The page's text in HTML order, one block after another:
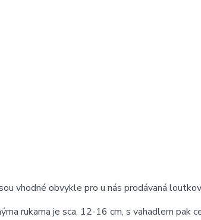
vhodné obvykle pro u nás prodávaná
rukama je sca. 12-16 cm, s vahadlem pak